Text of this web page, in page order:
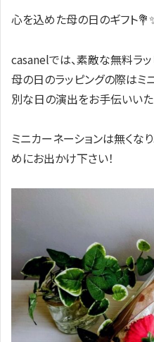
心を込めた母の日のギフト
casanelでは、素敵な無料ラッ
母の日のラッピングの際はミ
別な日の演出をお手伝いい
ミニカーネーションは無くな
めにお出かけ下さい！